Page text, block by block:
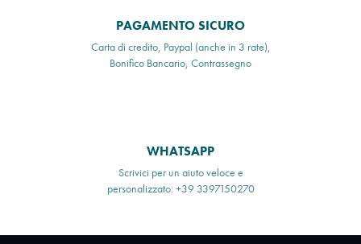
PAGAMENTO SICURO
Carta di credito, Paypal (anche in 3 rate),
Bonifico Bancario, Contrassegno
WHATSAPP
Scrivici per un aiuto veloce e
personalizzato: +39 3397150270